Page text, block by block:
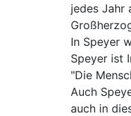
jedes Jahr
In Speyer
Speyer ist
"Die
Auch
auch in